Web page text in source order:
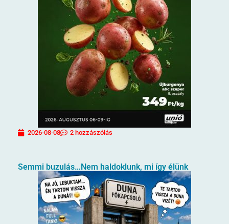
2026-08-08 2 hozzászólás
Semmi buzulás…Nem haldoklunk, mi így élünk